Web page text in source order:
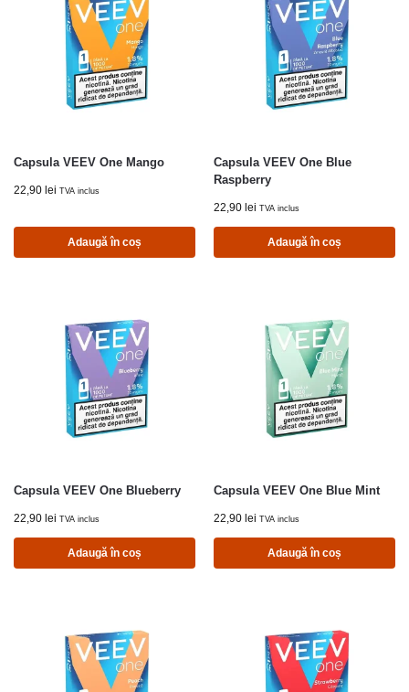
Capsula VEEV One Mango
22,90 lei TVA inclus
Adaugă în coș
Capsula VEEV One Blue
Raspberry
22,90 lei TVA inclus
Adaugă în coș
Capsula VEEV One Blueberry
22,90 lei TVA inclus
Adaugă în coș
Capsula VEEV One Blue Mint
22,90 lei TVA inclus
Adaugă în coș